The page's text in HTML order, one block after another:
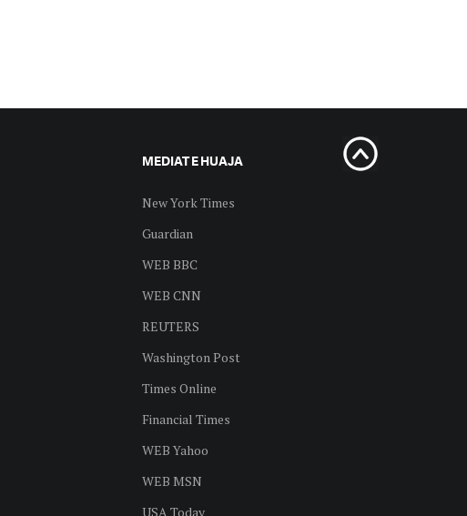
MEDIAT E HUAJA
New York Times
Guardian
WEB BBC
WEB CNN
REUTERS
Washington Post
Times Online
Financial Times
WEB Yahoo
WEB MSN
USA Today